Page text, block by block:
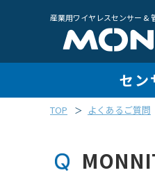
産業用ワイヤレスセンサー &
セン
TOP ＞ よくあるご質問